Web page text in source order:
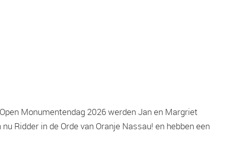
Monumentendag 2026 werden Jan en Margriet
Ridder in de Orde van Oranje Nassau! en hebben een